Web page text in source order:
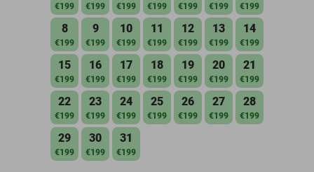
€199 €199 €199 €199 €199 €199 €199
8
€199
9
€199
10
€199
11
€199
12
€199
13
€199
14
€199
15
€199
16
€199
17
€199
18
€199
19
€199
20
€199
21
€199
22
€199
23
€199
24
€199
25
€199
26
€199
27
€199
28
€199
29
€199
30
€199
31
€199